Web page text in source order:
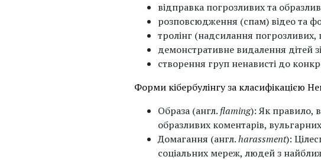
відправка погрозливих та
розповсюдження (спам) відео та
тролінг (надсилання погрозливих,
демонстративне видалення дітей
створення груп ненависті до
Форми кібербулінгу за класифікацією
Образа (англ. flaming): Як правило,
образливих коментарів,
Домагання (англ.harassment):
соціальних мереж, людей з